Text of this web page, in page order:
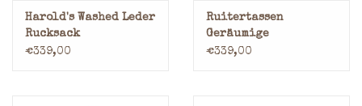
Harold's Washed Leder
Rucksack
€339,00
Ruitertassen
Geräumige
Handverarbeitete
€339,00